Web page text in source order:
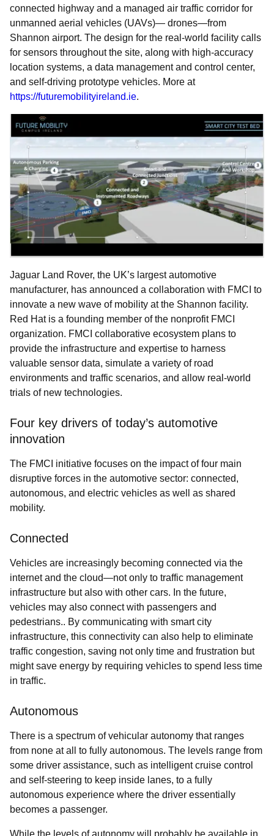
connected highway and a managed air traffic corridor for
unmanned aerial vehicles (UAVs)— drones—from
Shannon airport. The design for the real-world facility calls
for sensors throughout the site, along with high-accuracy
location systems, a data management and control center,
and self-driving prototype vehicles. More at
https://futuremobilityireland.ie.
Jaguar Land Rover, the UK’s largest automotive
manufacturer, has announced a collaboration with FMCI to
innovate a new wave of mobility at the Shannon facility.
Red Hat is a founding member of the nonprofit FMCI
organization. FMCI collaborative ecosystem plans to
provide the infrastructure and expertise to harness
valuable sensor data, simulate a variety of road
environments and traffic scenarios, and allow real-world
trials of new technologies.
Four key drivers of today’s automotive
innovation
The FMCI initiative focuses on the impact of four main
disruptive forces in the automotive sector: connected,
autonomous, and electric vehicles as well as shared
mobility.
Connected
Vehicles are increasingly becoming connected via the
internet and the cloud—not only to traffic management
infrastructure but also with other cars. In the future,
vehicles may also connect with passengers and
pedestrians.. By communicating with smart city
infrastructure, this connectivity can also help to eliminate
traffic congestion, saving not only time and frustration but
might save energy by requiring vehicles to spend less time
in traffic.
Autonomous
There is a spectrum of vehicular autonomy that ranges
from none at all to fully autonomous. The levels range from
some driver assistance, such as intelligent cruise control
and self-steering to keep inside lanes, to a fully
autonomous experience where the driver essentially
becomes a passenger.
While the levels of autonomy will probably be available in